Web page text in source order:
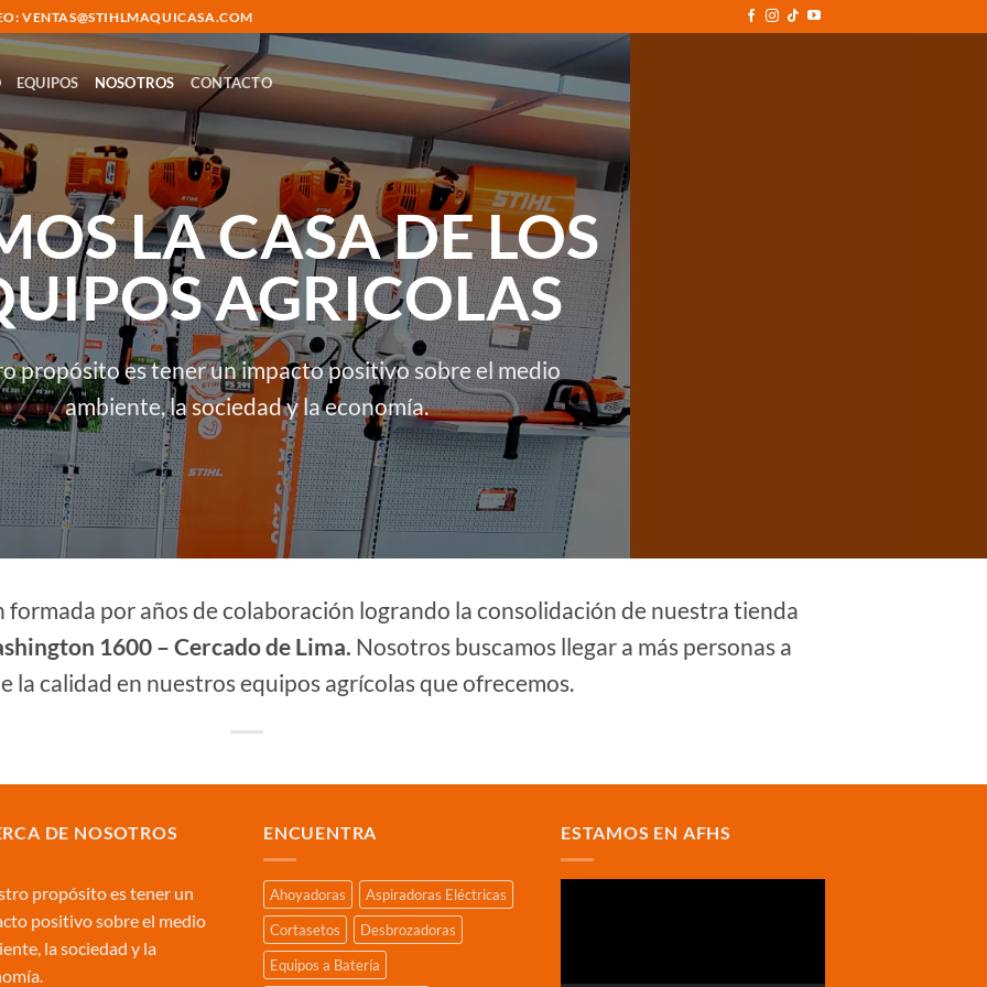
VENTAS@STIHLMAQUICASA.COM
EQUIPOS NOSOTROS CONTACTO
LA CASA DE LOS
AGRICOLAS
propósito es tener un impacto positivo sobre el medio
ambiente, la sociedad y la economía.
formada por años de colaboración logrando la consolidación de nuestra tienda
1600 – Cercado de Lima. Nosotros buscamos llegar a más personas a
la calidad en nuestros equipos agrícolas que ofrecemos.
DE NOSOTROS
propósito es tener un
positivo sobre el medio
la sociedad y la
ENCUENTRA
Ahoyadoras
Aspiradoras Eléctricas
Cortasetos
Desbrozadoras
Equipos a Batería
ESTAMOS EN AFHS